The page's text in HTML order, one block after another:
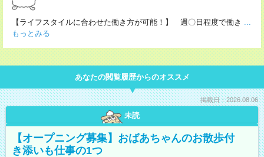
【ライフスタイルに合わせた働き方が可能！】 週〇日程度で働き ...
もっとみる
あなたの閲覧履歴からのオススメ
掲載日：2026.08.06
未読
【オープニング募集】おばあちゃんのお散歩付
き添いも仕事の1つ